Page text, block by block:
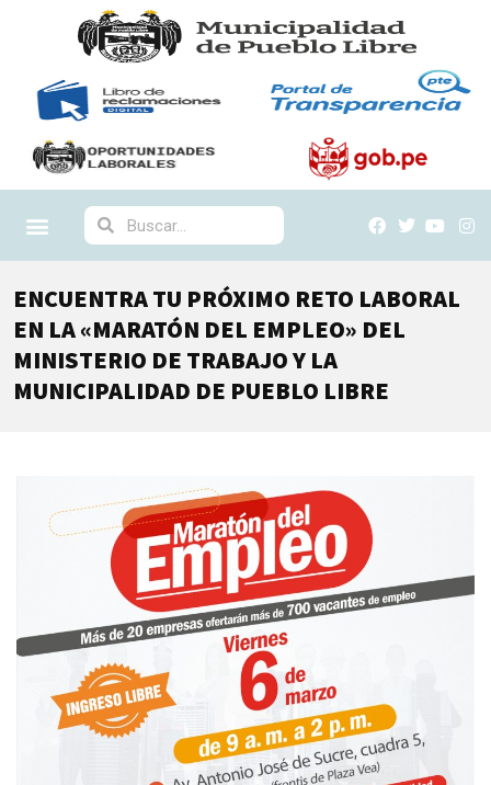
ENCUENTRA TU PRÓXIMO RETO LABORAL
EN LA «MARATÓN DEL EMPLEO» DEL
MINISTERIO DE TRABAJO Y LA
MUNICIPALIDAD DE PUEBLO LIBRE